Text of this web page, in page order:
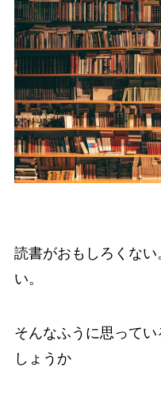
読書がおもしろくな
い。
そんなふうに思って
しょうか